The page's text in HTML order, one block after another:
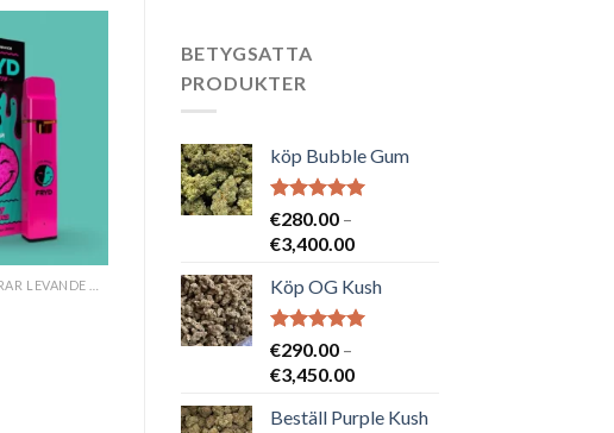
BETYGSATTA
PRODUKTER
köp Bubble Gum
Betygsatt
5.00av 5
€280.00 –
€3,400.00Prisintervall:
till
€3,400.00
Köp OG Kush
Betygsatt
5.00av 5
€290.00 –
€3,450.00Prisintervall:
till
Beställ Purple Kush